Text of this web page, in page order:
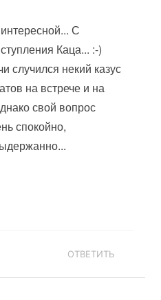
С
Каца... :-)
случился некий казус
на встрече и на
свой вопрос
спокойно,
ОТВЕТИТЬ